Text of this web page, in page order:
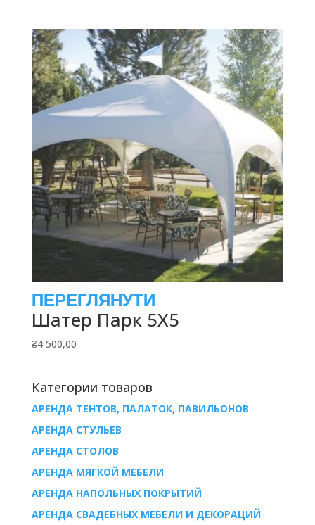
Шатер Парк 5Х5
₴4 500,00
Категории товаров
АРЕНДА ТЕНТОВ, ПАЛАТОК, ПАВИЛЬОНОВ
AРЕНДА СТУЛЬЕВ
AРЕНДА СТОЛОВ
АРЕНДА МЯГКОЙ МЕБЕЛИ
АРЕНДА НАПОЛЬНЫХ ПОКРЫТИЙ
АРЕНДА СВАДЕБНЫХ МЕБЕЛИ И ДЕКОРАЦИЙ